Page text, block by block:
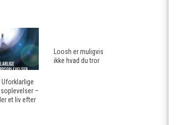
Uforklarlige
–
et liv efter
Loosh er muligvis
ikke hvad du tror